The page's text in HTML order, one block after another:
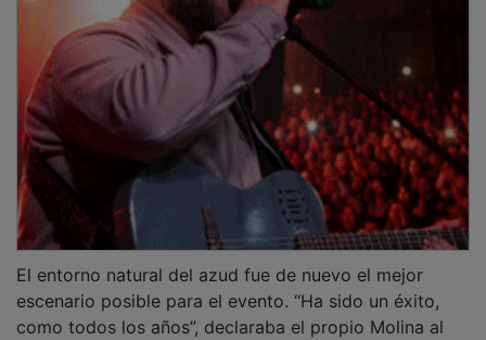
El entorno natural del azud fue de nuevo el mejor
escenario posible para el evento. “Ha sido un éxito,
como todos los años”, declaraba el propio Molina al